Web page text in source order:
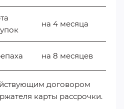
на 4 месяца
на 8 месяцев
договором
карты рассрочки.